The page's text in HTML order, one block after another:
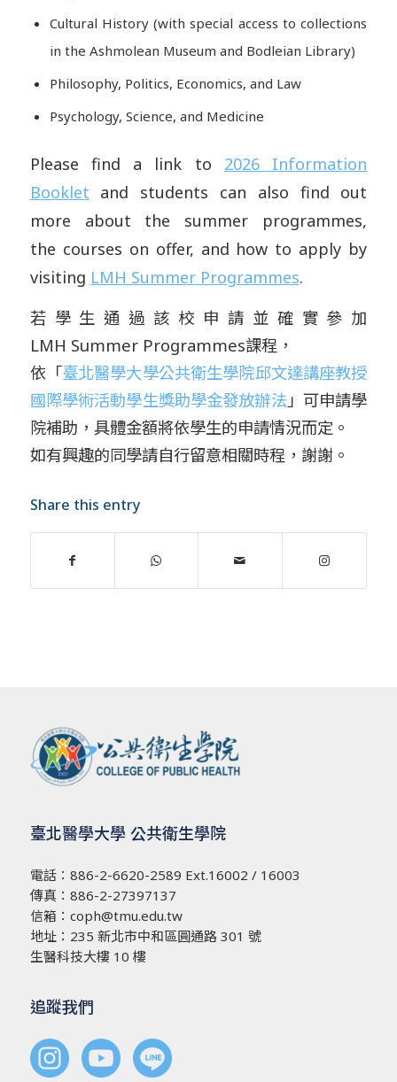
Cultural History (with special access to collections
in the Ashmolean Museum and Bodleian Library)
Philosophy, Politics, Economics, and Law
Psychology, Science, and Medicine
Please find a link to 2026 Information
Booklet and students can also find out
more about the summer programmes,
the courses on offer, and how to apply by
visiting LMH Summer Programmes.
若學生通過該校申請並確實參加
LMH Summer Programmes課程，
依「臺北醫學大學公共衛生學院邱文達講座教授
國際學術活動學生獎助學金發放辦法」可申請學
院補助，具體金額將依學生的申請情況而定。
如有興趣的同學請自行留意相關時程，謝謝。
Share this entry
臺北醫學大學 公共衛生學院
電話： 886-2-6620-2589 Ext.16002 / 16003
傳真：886-2-27397137
信箱： coph@tmu.edu.tw
地址： 235 新北市中和區圓通路 301 號
生醫科技大樓 10 樓
追蹤我們